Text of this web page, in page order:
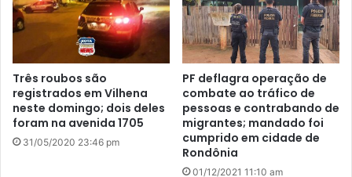
Três roubos são
registrados em Vilhena
neste domingo; dois deles
foram na avenida 1705
31/05/2020 23:46 pm
PF deflagra operação de
combate ao tráfico de
pessoas e contrabando de
migrantes; mandado foi
cumprido em cidade de
Rondônia
01/12/2021 11:10 am